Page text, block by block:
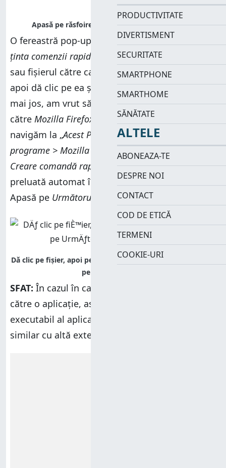
O fereastră pop-up cere să „Selectați mai jos
ținta comenzii rapide
”. Navighează la aplicația
sau fișierul către care vrei să creezi scurtătura,
apoi dă clic pe ea și apasăOK. În exemplul de
mai jos, am vrut să creăm o comandă rapidă
către Mozilla Firefox
, așa că a trebuit să
navigăm la „Acest PC > Windows (C:) > Fișiere de
programe > Mozilla Firefox > firefox”. În expertul
Creare comandă rapidă
, locația articolului este
preluată automat în funcție de selecția făcută.
Apasă pe Următorul pentru a continua.
SFAT: În cazul în care creezi o comandă rapidă
către o aplicație, asigură-te că alegi fișierul
executabil al aplicației și nu un fișier cu nume
similar cu altă extensie.
PRODUCTIVITATE
DIVERTISMENT
SECURITATE
SMARTPHONE
SMARTHOME
SĂNĂTATE
ALTELE
ABONEAZA-TE
DESPRE NOI
CONTACT
COD DE ETICĂ
TERMENI
COOKIE-URI